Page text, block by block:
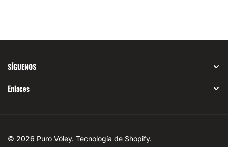
SÍGUENOS
Enlaces
© 2026 Puro Vóley. Tecnología de Shopify.